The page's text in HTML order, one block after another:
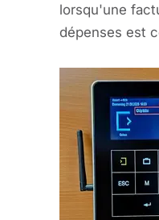
lorsqu'une
dépenses est